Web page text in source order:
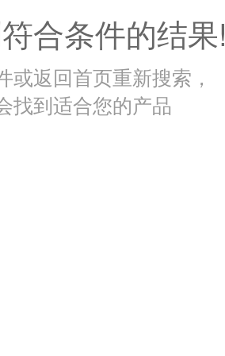
合条件的结果!
或返回首页重新搜索，
找到适合您的产品